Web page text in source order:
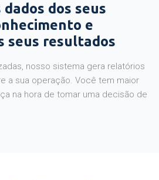
dos seus
e
seus resultados
nosso sistema gera relatórios
a sua operação. Você tem maior
na hora de tomar uma decisão de